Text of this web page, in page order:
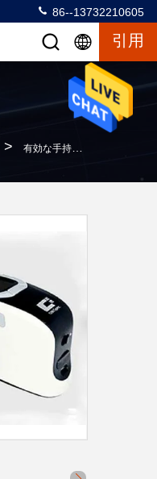
86--13732210605
引用
> 有効な手持ち型の織物400-700nm波長の携帯用色の分光光度計